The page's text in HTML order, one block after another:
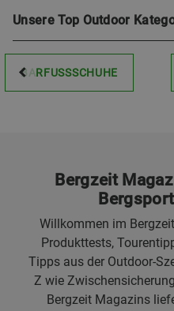
Unsere Top Outdoor
BARFUSSSCHUHE
Bergzeit
Willkommen im
Produkttests,
Tipps aus der Outdoor-
Z wie
Bergzeit Magazins